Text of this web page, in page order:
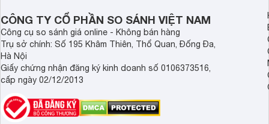
CÔNG TY CỔ PHẦN SO SÁNH VIỆT NAM
Công cụ so sánh giá online - Không bán hàng
Trụ sở chính: Số 195 Khâm Thiên, Thổ Quan, Đống Đa,
Hà Nội
Giấy chứng nhận đăng ký kinh doanh số 0106373516,
cấp ngày 02/12/2013